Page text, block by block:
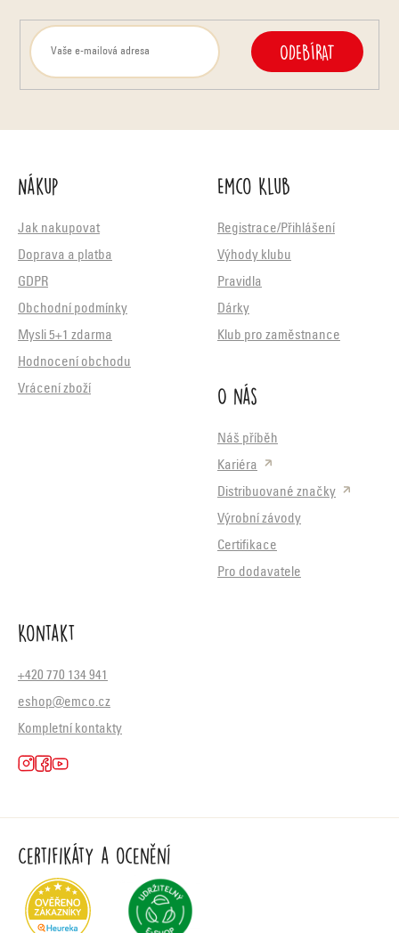
ODEBÍRAT
Nákup
Jak nakupovat
Doprava a platba
GDPR
Obchodní podmínky
Mysli 5+1 zdarma
Hodnocení obchodu
Vrácení zboží
Emco Klub
Registrace/Přihlášení
Výhody klubu
Pravidla
Dárky
Klub pro zaměstnance
O nás
Náš příběh
Kariéra
Distribuované značky
Výrobní závody
Certifikace
Pro dodavatele
Kontakt
+420 770 134 941
eshop@emco.cz
Kompletní kontakty
Certifikáty a ocenění